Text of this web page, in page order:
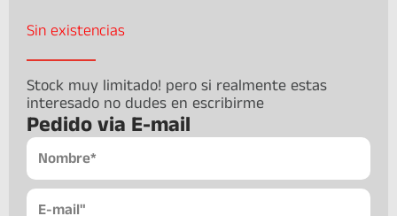
Sin existencias
Stock muy limitado! pero si realmente estas
interesado no dudes en escribirme
Pedido via E-mail